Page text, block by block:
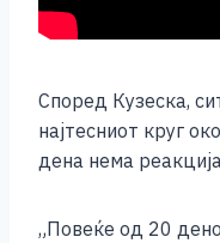
Според Кузеска,
најтесниот круг
дена нема
„Повеќе од 20